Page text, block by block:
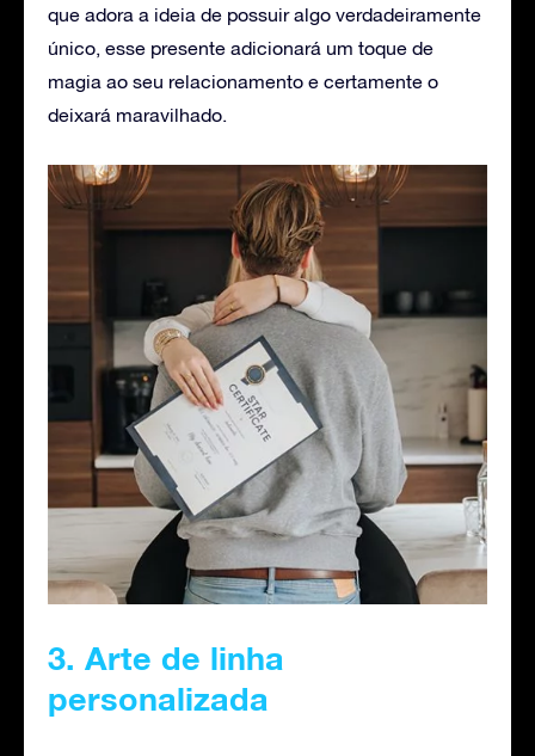
que adora a ideia de possuir algo verdadeiramente
único, esse presente adicionará um toque de
magia ao seu relacionamento e certamente o
deixará maravilhado.
3. Arte de linha
personalizada